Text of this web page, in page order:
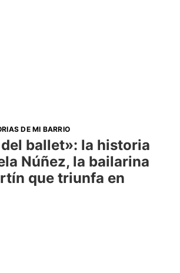
DE MI BARRIO
ballet»: la historia
Núñez, la bailarina
que triunfa en